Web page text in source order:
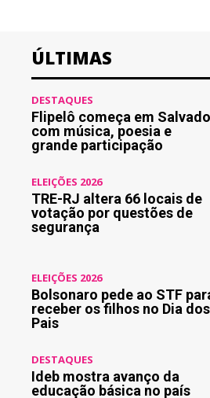
ÚLTIMAS
DESTAQUES
Flipelô começa em
com música, poesia e
grande participação
ELEIÇÕES 2026
TRE-RJ altera 66 locais de
votação por questões de
segurança
ELEIÇÕES 2026
Bolsonaro pede ao STF
receber os filhos no Dia dos
Pais
DESTAQUES
Ideb mostra avanço da
educação básica no país